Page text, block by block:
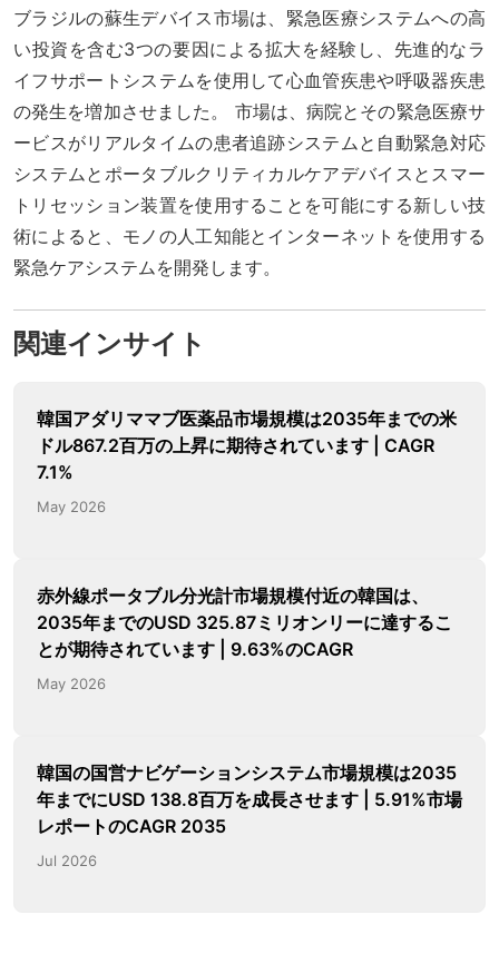
ブラジルの蘇生デバイス市場は、緊急医療システムへの高
い投資を含む3つの要因による拡大を経験し、先進的なラ
イフサポートシステムを使用して心血管疾患や呼吸器疾患
の発生を増加させました。 市場は、病院とその緊急医療サ
ービスがリアルタイムの患者追跡システムと自動緊急対応
システムとポータブルクリティカルケアデバイスとスマー
トリセッション装置を使用することを可能にする新しい技
術によると、モノの人工知能とインターネットを使用する
緊急ケアシステムを開発します。
関連インサイト
韓国アダリママブ医薬品市場規模は2035年までの米
ドル867.2百万の上昇に期待されています | CAGR
7.1%
May 2026
赤外線ポータブル分光計市場規模付近の韓国は、
2035年までのUSD 325.87ミリオンリーに達するこ
とが期待されています | 9.63%のCAGR
May 2026
韓国の国営ナビゲーションシステム市場規模は2035
年までにUSD 138.8百万を成長させます | 5.91%市場
レポートのCAGR 2035
Jul 2026